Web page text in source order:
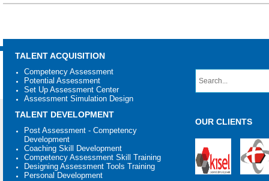
TALENT ACQUISITION
Competency Assessment
Potential Assessment
Set Up Assessment Center
Assessment Simulation Design
TALENT DEVELOPMENT
Post Assessment - Competency
Development
Coaching Skill Development
Competency Assessment Skill Training
Designing Assessment Tools Training
Personal Development
OUR CLIENTS